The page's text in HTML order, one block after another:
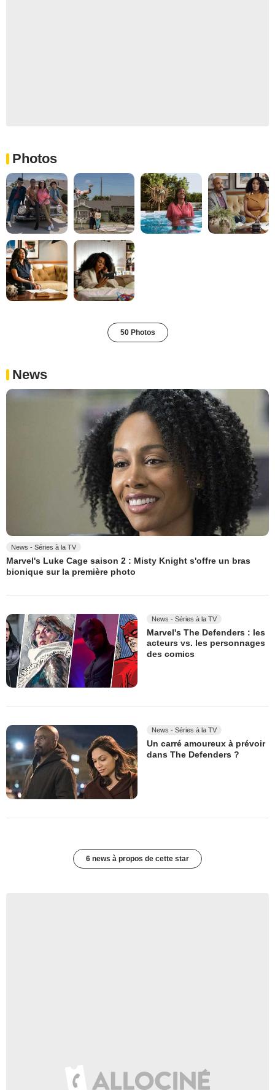
Photos
50 Photos
News
News - Séries à la TV
Marvel's Luke Cage saison 2 : Misty Knight s'offre un bras
bionique sur la première photo
News - Séries à la TV
Marvel's The Defenders : les
acteurs vs. les personnages
des comics
News - Séries à la TV
Un carré amoureux à prévoir
dans The Defenders ?
6 news à propos de cette star